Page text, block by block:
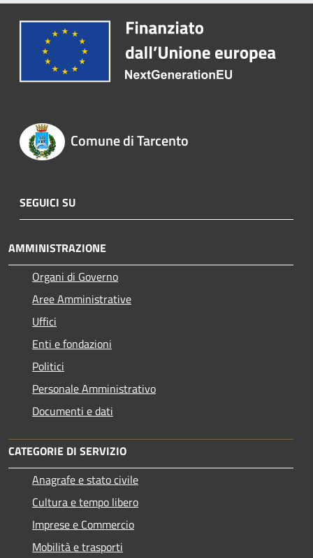
Comune di Tarcento
SEGUICI SU
AMMINISTRAZIONE
Organi di Governo
Aree Amministrative
Uffici
Enti e fondazioni
Politici
Personale Amministrativo
Documenti e dati
CATEGORIE DI SERVIZIO
Anagrafe e stato civile
Cultura e tempo libero
Imprese e Commercio
Mobilità e trasporti